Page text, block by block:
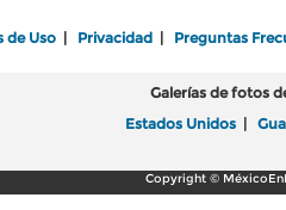
de Uso Privacidad Preguntas
Galerías de fotos
Estados Unidos
Copyright ©